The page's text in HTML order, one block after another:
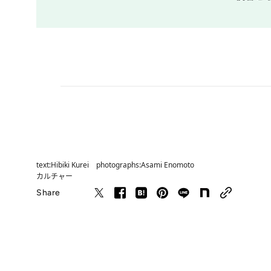
text:Hibiki Kurei photographs:Asami Enomoto
カルチャー
Share